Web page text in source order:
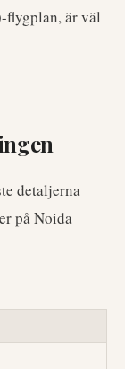
är väl
detaljerna
på Noida